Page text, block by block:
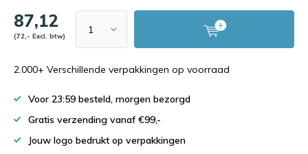
87,12
(72,- Excl. btw)
2.000+ Verschillende verpakkingen op voorraad
Voor 23:59 besteld, morgen bezorgd
Gratis verzending vanaf €99,-
Jouw logo bedrukt op verpakkingen